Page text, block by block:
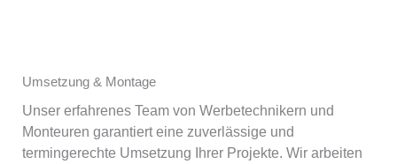
Umsetzung & Montage
Unser erfahrenes Team von Werbetechnikern und
Monteuren garantiert eine zuverlässige und
termingerechte Umsetzung Ihrer Projekte. Wir arbeiten